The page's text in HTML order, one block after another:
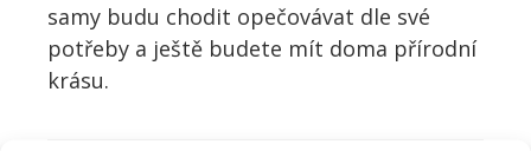
samy budu chodit opečovávat dle své
potřeby a ještě budete mít doma přírodní
krásu.